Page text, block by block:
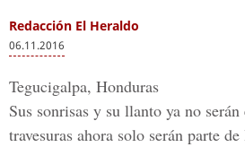
Redacción El Heraldo
06.11.2016
Tegucigalpa, Honduras
Sus sonrisas y su llanto ya no serán
travesuras ahora solo serán parte